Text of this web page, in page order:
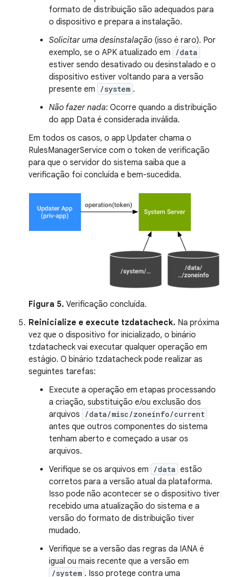
formato de distribuição são adequados para
o dispositivo e prepara a instalação.
Solicitar uma desinstalação (isso é raro). Por
exemplo, se o APK atualizado em
/data
estiver sendo desativado ou desinstalado e o
dispositivo estiver voltando para a versão
presente em
/system .
Não fazer nada: Ocorre quando a distribuição
do app Data é considerada inválida.
Em todos os casos, o app Updater chama o
RulesManagerService com o token de verificação
para que o servidor do sistema saiba que a
verificação foi concluída e bem-sucedida.
Figura 5. Verificação concluída.
Reinicialize e execute tzdatacheck. Na próxima
vez que o dispositivo for inicializado, o binário
tzdatacheck vai executar qualquer operação em
estágio. O binário tzdatacheck pode realizar as
seguintes tarefas:
Execute a operação em etapas processando
a criação, substituição e/ou exclusão dos
arquivos
/data/misc/zoneinfo/current
antes que outros componentes do sistema
tenham aberto e começado a usar os
arquivos.
Verifique se os arquivos em
/data estão
corretos para a versão atual da plataforma.
Isso pode não acontecer se o dispositivo tiver
recebido uma atualização do sistema e a
versão do formato de distribuição tiver
mudado.
Verifique se a versão das regras da IANA é
igual ou mais recente que a versão em
/system . Isso protege contra uma